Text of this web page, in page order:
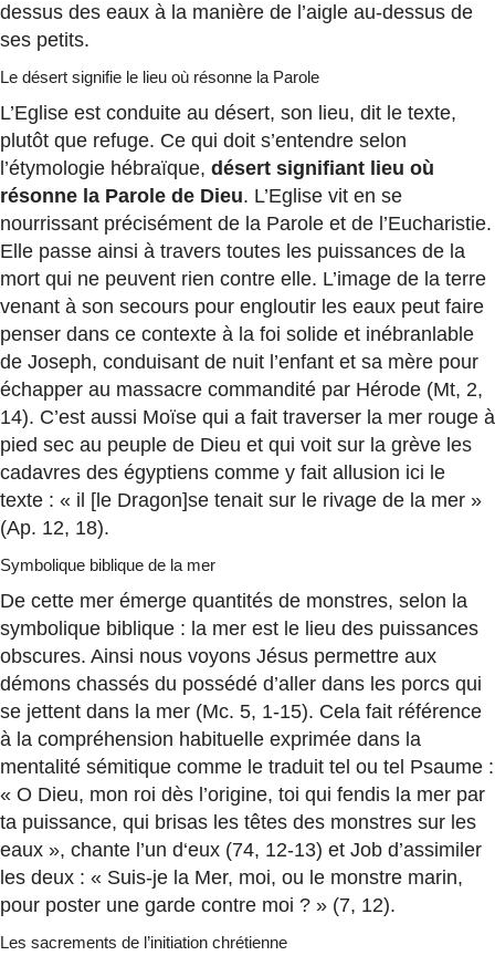
dessus des eaux à la manière de l’aigle au-dessus de
ses petits.
Le désert signifie le lieu où résonne la Parole
L’Eglise est conduite au désert, son lieu, dit le texte,
plutôt que refuge. Ce qui doit s’entendre selon
l’étymologie hébraïque, désert signifiant lieu où
résonne la Parole de Dieu. L’Eglise vit en se
nourrissant précisément de la Parole et de l’Eucharistie.
Elle passe ainsi à travers toutes les puissances de la
mort qui ne peuvent rien contre elle. L’image de la terre
venant à son secours pour engloutir les eaux peut faire
penser dans ce contexte à la foi solide et inébranlable
de Joseph, conduisant de nuit l’enfant et sa mère pour
échapper au massacre commandité par Hérode (Mt, 2,
14). C’est aussi Moïse qui a fait traverser la mer rouge à
pied sec au peuple de Dieu et qui voit sur la grève les
cadavres des égyptiens comme y fait allusion ici le
texte : « il [le Dragon]se tenait sur le rivage de la mer »
(Ap. 12, 18).
Symbolique biblique de la mer
De cette mer émerge quantités de monstres, selon la
symbolique biblique : la mer est le lieu des puissances
obscures. Ainsi nous voyons Jésus permettre aux
démons chassés du possédé d’aller dans les porcs qui
se jettent dans la mer (Mc. 5, 1-15). Cela fait référence
à la compréhension habituelle exprimée dans la
mentalité sémitique comme le traduit tel ou tel Psaume :
« O Dieu, mon roi dès l’origine, toi qui fendis la mer par
ta puissance, qui brisas les têtes des monstres sur les
eaux », chante l’un d‘eux (74, 12-13) et Job d’assimiler
les deux : « Suis-je la Mer, moi, ou le monstre marin,
pour poster une garde contre moi ? » (7, 12).
Les sacrements de l’initiation chrétienne